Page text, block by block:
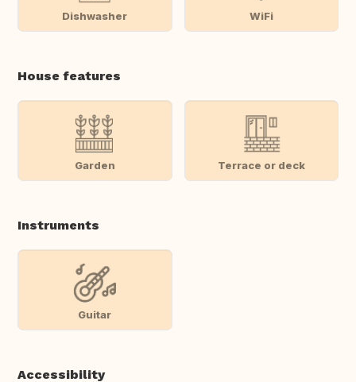
Dishwasher WiFi
House features
Garden Terrace or deck
Instruments
Guitar
Accessibility